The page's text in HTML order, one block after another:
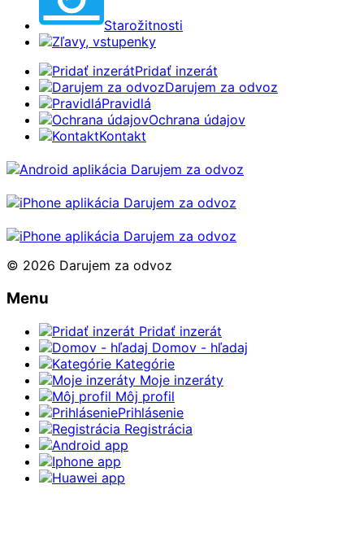
Starožitnosti
Zľavy, vstupenky
Pridať inzerát
Darujem za odvoz
Pravidlá
Ochrana údajov
Kontakt
© 2026 Darujem za odvoz
Menu
Pridať inzerát
Domov - hľadaj
Kategórie
Moje inzeráty
Môj profil
Prihlásenie
Registrácia